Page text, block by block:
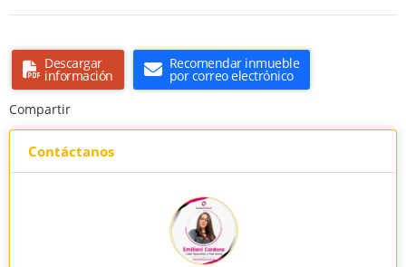
Descargar
información
Recomendar inmueble
por correo electrónico
Compartir
Contáctanos